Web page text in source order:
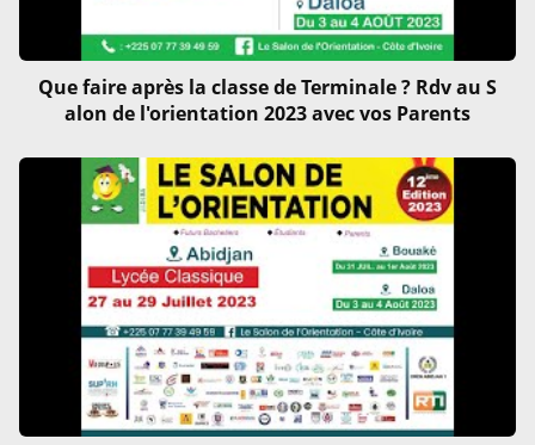
Que faire après la classe de Terminale ? Rdv au S
alon de l'orientation 2023 avec vos Parents